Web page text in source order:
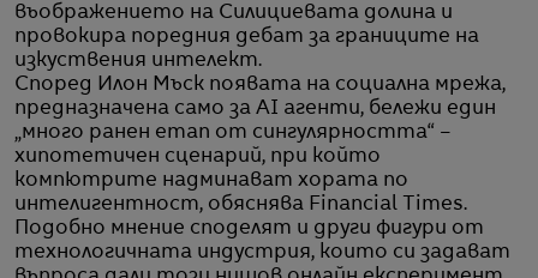
въображението на Силициевата долина и
провокира поредния дебат за границите на
изкуствения интелект.
Според Илон Мъск появата на социална мрежа,
предназначена само за AI агенти, бележи един
„много ранен етап от сингулярността“ –
хипотетичен сценарий, при който
компютрите надминават хората по
интелигентност, обяснява Financial Times.
Подобно мнение споделят и други фигури от
технологичната индустрия, които си задават